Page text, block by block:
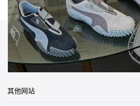
类别
网店
其他网站